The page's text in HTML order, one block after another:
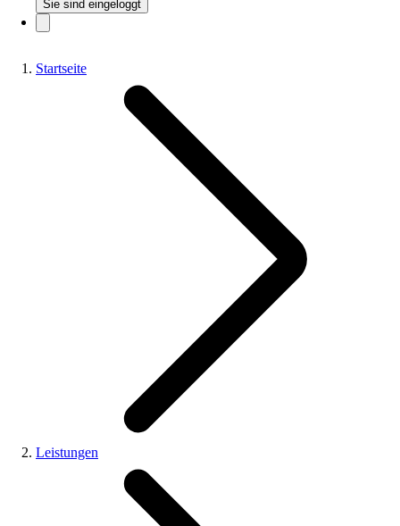
Sie sind eingeloggt
Startseite
Leistungen